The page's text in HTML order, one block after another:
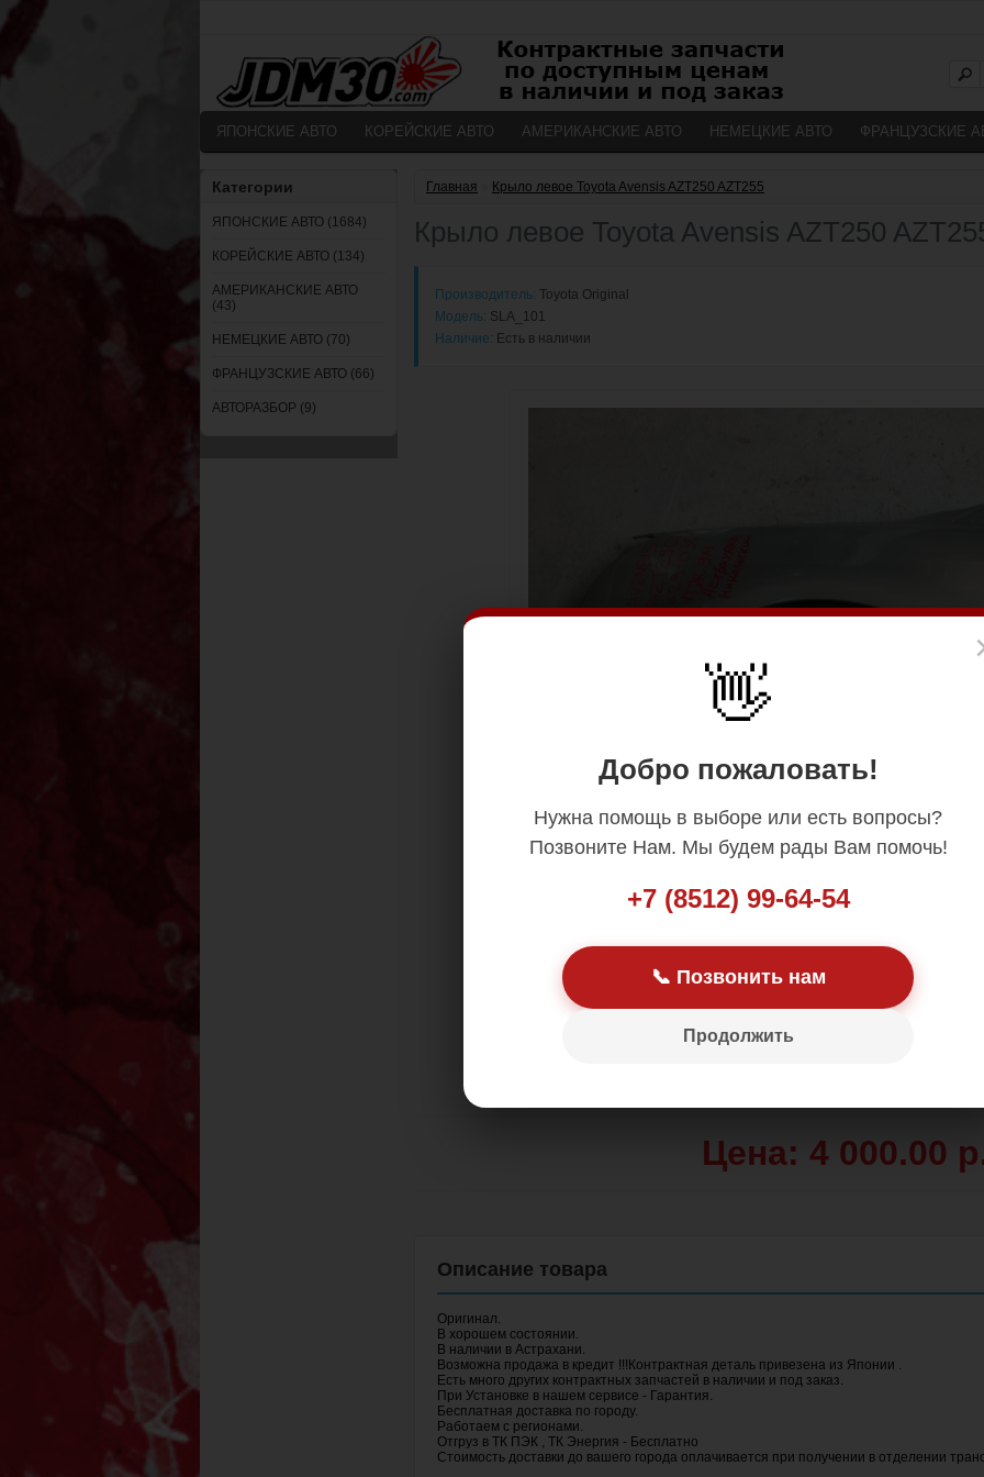
ЯПОНСКИЕ АВТО КОРЕЙСКИЕ АВТО АМЕРИКАНСКИЕ АВТО НЕМЕЦКИЕ АВТО ФРАНЦУЗСКИЕ
👋
Добро пожаловать!
Нужна помощь в выборе или есть вопросы?
Позвоните Нам. Мы будем рады Вам помочь!
+7 (8512) 99-64-54
📞 Позвонить нам
Продолжить
Категории
ЯПОНСКИЕ АВТО (1684)
КОРЕЙСКИЕ АВТО (134)
АМЕРИКАНСКИЕ АВТО
(43)
НЕМЕЦКИЕ АВТО (70)
ФРАНЦУЗСКИЕ АВТО (66)
АВТОРАЗБОР (9)
Главная Крыло левое Toyota Avensis AZT250 AZT255
Крыло левое Toyota Avensis AZT250
Производитель: Toyota Original
Модель: SLA_101
Наличие: Есть в наличии
Цена: 4 000.00
Оригинал.
В хорошем состоянии.
В наличии в Астрахани.
Возможна продажа в кредит !!!Контрактная деталь привезена из Японии .
Есть много других контрактных запчастей в наличии и под заказ.
При Установке в нашем сервисе - Гарантия.
Бесплатная доставка по городу.
Работаем с регионами.
Отгруз в ТК ПЭК , ТК Энергия - Бесплатно
Стоимость доставки до вашего города оплачивается при получении в отделении